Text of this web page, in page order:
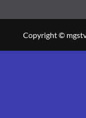
Copyright ©